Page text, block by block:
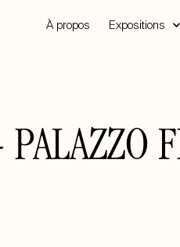
À propos Expositions